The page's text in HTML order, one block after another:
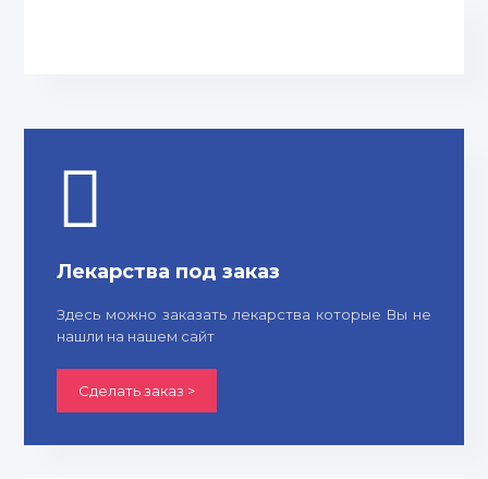
Лекарства под заказ
Здесь можно заказать лекарства которые Вы не
нашли на нашем сайт
Сделать заказ >